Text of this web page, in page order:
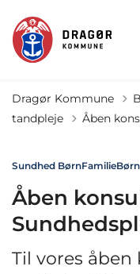
Dragør Kommune
tandpleje
Åben
Sundhed BørnFamilieBørn
Åben
Til vores